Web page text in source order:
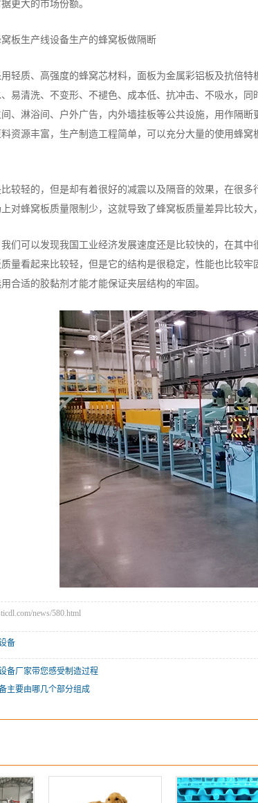
更大的市场份额。
板生产线设备生产的蜂窝板做隔断
轻质、高强度的蜂窝芯材料，面板为金属彩铝板及抗倍
易清洗、不变形、不褪色、成本低、抗冲击、不吸水，
、淋浴间、户外广告，内外墙挂板等公共设施，用作隔
资源丰富，生产制造工程简单，可以充分大量的使用蜂
较轻的，但是却有着很好的减震以及隔音的效果，在很
对蜂窝板质量限制少，这就导致了蜂窝板质量差异比较大
们可以发现我国工业经济发展速度还是比较快的，在其
量看起来比较轻，但是它的结构是很稳定，性能也比较
合适的胶黏剂才能才能保证夹层结构的牢固。
news/580.html
备
备厂家带您感受制造过程
主要由哪几个部分组成